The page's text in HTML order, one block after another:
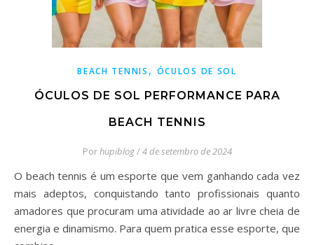
BEACH TENNIS , ÓCULOS DE SOL
ÓCULOS DE SOL PERFORMANCE PARA
BEACH TENNIS
Porhupiblog/4 de setembro de 2024
O beach tennis é um esporte que vem ganhando cada vez
mais adeptos, conquistando tanto profissionais quanto
amadores que procuram uma atividade ao ar livre cheia de
energia e dinamismo. Para quem pratica esse esporte, que